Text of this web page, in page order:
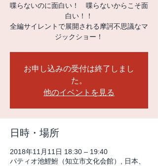
喋らないのに面白い！ 喋らないからこそ面
白い！！
全編サイレントで展開される摩訶不思議なマ
お申し込みの受付は終了しまし
た。
他のイベントを見る
日時・場所
2018年11月11日 18:30 – 19:40
パティオ池鯉鮒（知立市文化会館）, 日本、